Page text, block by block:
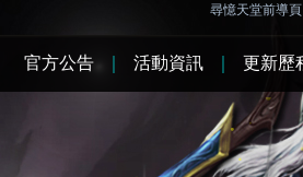
尋憶天堂前導頁